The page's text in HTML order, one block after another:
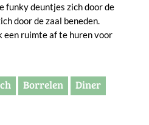
funky deuntjes zich door de
door de zaal beneden.
een ruimte af te huren voor
Borrelen
Diner